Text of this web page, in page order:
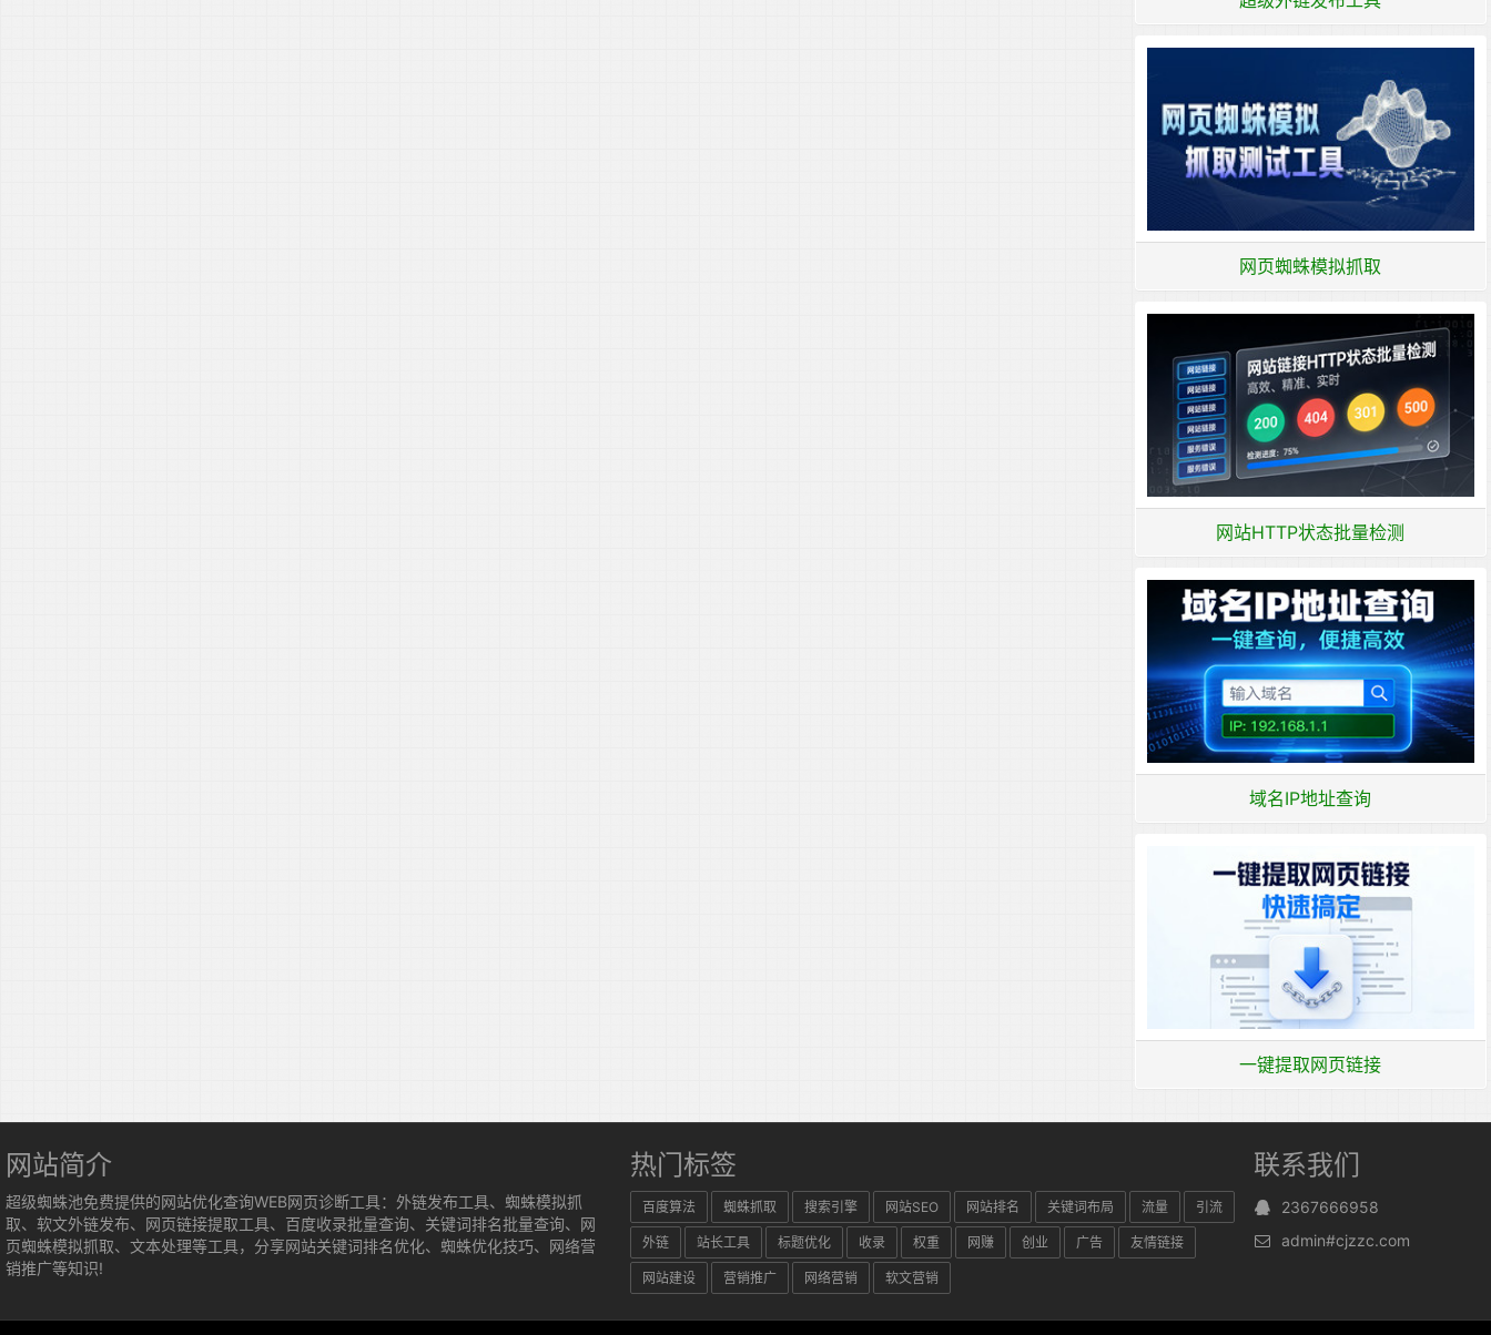
网页蜘蛛模拟抓取
网站HTTP状态批量检测
域名IP地址查询
一键提取网页链接
网站简介
超级蜘蛛池免费提供的网站优化查询WEB网页诊断工具：外链发布工具、蜘蛛模拟抓
取、软文外链发布、网页链接提取工具、百度收录批量查询、关键词排名批量查询、网
页蜘蛛模拟抓取、文本处理等工具，分享网站关键词排名优化、蜘蛛优化技巧、网络营
销推广等知识!
热门标签
百度算法 蜘蛛抓取 搜索引擎 网站SEO 网站排名 关键词布局 流量 引流
外链 站长工具 标题优化 收录 权重 网赚 创业 广告 友情链接
网站建设 营销推广 网络营销 软文营销
联系我们
2367666958
admin#cjzzc.com